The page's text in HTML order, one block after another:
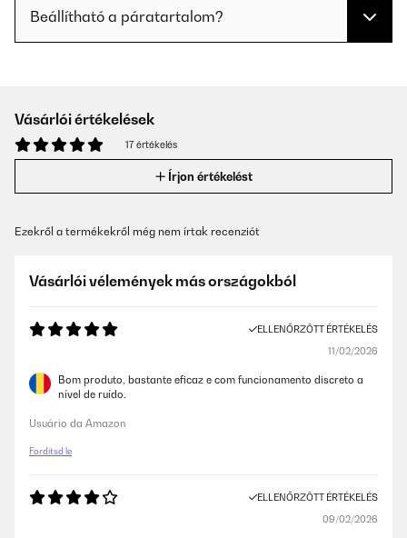
Beállítható a páratartalom?
Vásárlói értékelések
17 értékelés
Írjon értékelést
Ezekről a termékekről még nem írtak recenziót
Vásárlói vélemények más országokból
ELLENŐRZÖTT ÉRTÉKELÉS
11/02/2026
Bom produto, bastante eficaz e com funcionamento discreto a
nível de ruído.
Usuário da Amazon
Fordítsd le
ELLENŐRZÖTT ÉRTÉKELÉS
09/02/2026